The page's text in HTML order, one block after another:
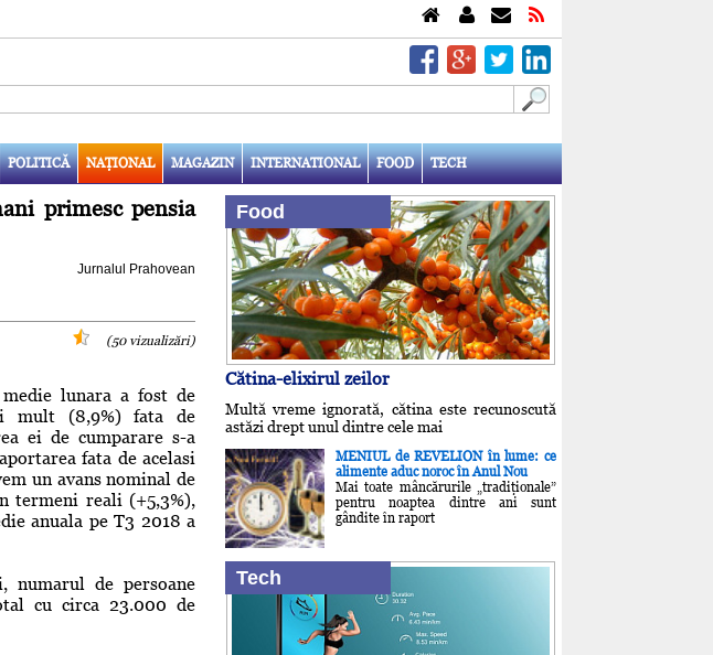
POLITICĂ NAŢIONAL MAGAZIN INTERNATIONAL FOOD TECH
primesc pensia
Jurnalul Prahovean
(50 vizualizări)
lunara a fost de
mult (8,9%) fata de
ei de cumparare s-a
fata de acelasi
un avans nominal de
termeni reali (+5,3%),
anuala pe T3 2018 a
numarul de persoane
cu circa 23.000 de
Food
Cătina-elixirul zeilor
Multă vreme ignorată, cătina este recunoscută
astăzi drept unul dintre cele mai
MENIUL de REVELION în lume: ce
alimente aduc noroc în Anul Nou
Mai toate mâncărurile „tradiţionale”
pentru noaptea dintre ani sunt
gândite în raport
Tech